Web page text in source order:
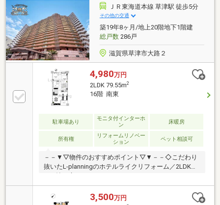
◎―――――――――――――――――まずは一度ご内覧にお
越しください♪公式LINEよりお問合せお待ちしており
ます♪＊・＊・＊・＊・＊・＊・＊・＊・＊・＊
ＪＲ東海道本線 草津駅 徒歩5分
その他の交通
築19年8ヶ月/地上20階地下1階建
総戸数286戸
滋賀県草津市大路２
4,980万円
2LDK 79.55m2
16階 南東
駐車場あり
モニタ付インターホ
ン
床暖房
所有権
リフォームリノベー
ション
ペット相談可
－－▼▽物件のおすすめポイント▽▼－－◇こだわり
抜いたL-planningのホテルライクリフォーム／2LDK約
イグレードキッチン採用 ・フロートタイプ洗面
etc◇JR草津駅徒歩5分 生活至便な住環境◇最上階の
3,500万円